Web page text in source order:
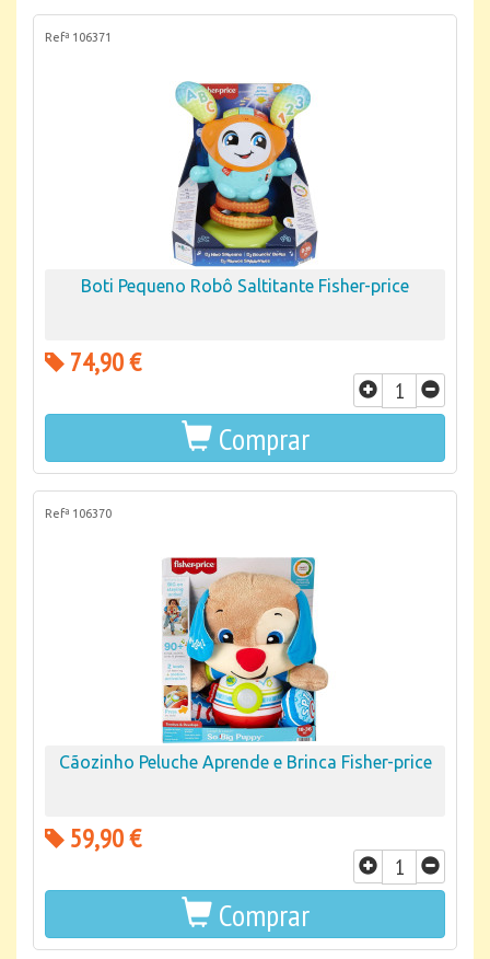
Refª 106371
Boti Pequeno Robô Saltitante Fisher-price
74,90 €
Comprar
Refª 106370
Cãozinho Peluche Aprende e Brinca Fisher-price
59,90 €
Comprar